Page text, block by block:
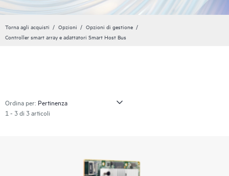
Torna agli acquisti Opzioni
Opzioni di gestione
Controller smart array e adattatori Smart Host Bus
Ordina per:
1 - 3 di 3 articoli